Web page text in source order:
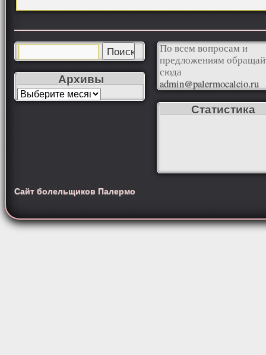
Архивы
По всем вопросам и
предложениям
сюда
admin@palermocalcio.ru
Статистика
Сайт болельщиков Палермо